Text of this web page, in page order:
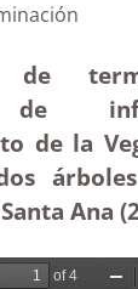
de
de
de la
Ana